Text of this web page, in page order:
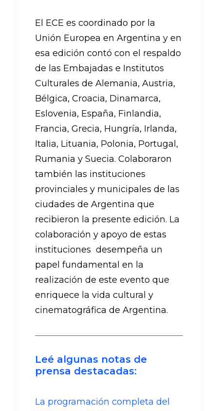
El ECE es coordinado por la
Unión Europea en Argentina y en
esa edición contó con el respaldo
de las Embajadas e Institutos
Culturales de Alemania, Austria,
Bélgica, Croacia, Dinamarca,
Eslovenia, España, Finlandia,
Francia, Grecia, Hungría, Irlanda,
Italia, Lituania, Polonia, Portugal,
Rumania y Suecia. Colaboraron
también las instituciones
provinciales y municipales de las
ciudades de Argentina que
recibieron la presente edición. La
colaboración y apoyo de estas
instituciones desempeña un
papel fundamental en la
realización de este evento que
enriquece la vida cultural y
cinematográfica de Argentina.
Leé algunas notas de
prensa destacadas:
La programación completa del